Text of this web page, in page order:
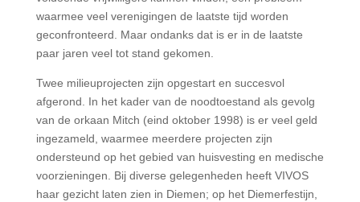
waarmee veel verenigingen de laatste tijd worden
geconfronteerd. Maar ondanks dat is er in de laatste
paar jaren veel tot stand gekomen.
Twee milieuprojecten zijn opgestart en succesvol
afgerond. In het kader van de noodtoestand als gevolg
van de orkaan Mitch (eind oktober 1998) is er veel geld
ingezameld, waarmee meerdere projecten zijn
ondersteund op het gebied van huisvesting en medische
voorzieningen. Bij diverse gelegenheden heeft VIVOS
haar gezicht laten zien in Diemen; op het Diemerfestijn,